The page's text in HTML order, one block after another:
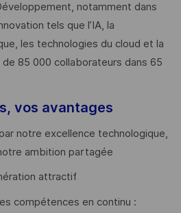
notamment dans
tels que l’IA, la
les technologies du cloud et la
85 000 collaborateurs dans 65
vos avantages
notre excellence technologique,
ambition partagée
attractif
compétences en continu :